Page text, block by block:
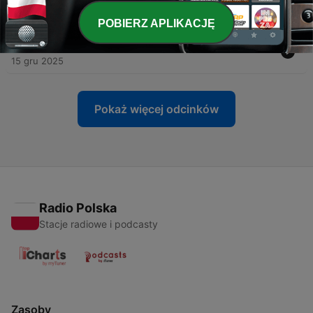
31 sty 2026
53 - Co się kryje w mieszkaniach z rynku wtórnego?
15 gru 2025
Pokaż więcej odcinków
Radio Polska
Stacje radiowe i podcasty
Zasoby
POBIERZ APLIKACJĘ